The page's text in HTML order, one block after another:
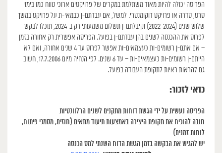
הפריסה יכולה להיות מאוד משתלמת במקרים של פרויקטים ארוכי טווח כמו בימוי
סרט, סדרה או פרויקט דוקומנטרי. למשל, אם עבדתם-ן כבמאי-ת על פרויקט במשך
שלוש שנים (2022-2024) וקיבלתם-ן תשלום משמעותי רק ב-2024, תוכלו לבקש
לפרוס את ההכנסה לשנים בהן עבדתם-ן בפועל. הפריסה אפשרית רק אחורה בזמן
– אם אתם-ן רשומים-ות כעצמאים-ות אפשר לפרוס עד 4 שנים אחורה, ואם לא
הייתם-ן רשומים-ות כעצמאים-ות – עד 6 שנים. לפי הנחיה מיום 17.7.2006, חשוב
גם להראות ראיות לתקופת העבודה בפועל.
כדאי לזכור:
הפריסה נעשית על ידי הגשת דוחות מתקנים לשנים הרלוונטיות
חובה להוכיח את תקופת היצירה באמצעות תיעוד מתאים (חוזים, מסמכי פיתוח,
לוחות זמנים)
יש להגיש את הבקשה בזמן הגשת הדוח השנתי למס הכנסה